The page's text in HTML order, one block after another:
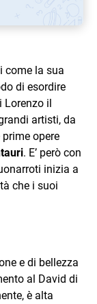
come la sua
di esordire
Lorenzo il
artisti, da
opere
. E’ però con
inizia a
che i suoi
e di bellezza
al David di
è alta